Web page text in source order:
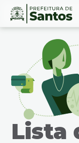
Ir
Conteúdo
Lista